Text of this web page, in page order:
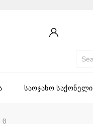
საოჯახო საქონელი
ც